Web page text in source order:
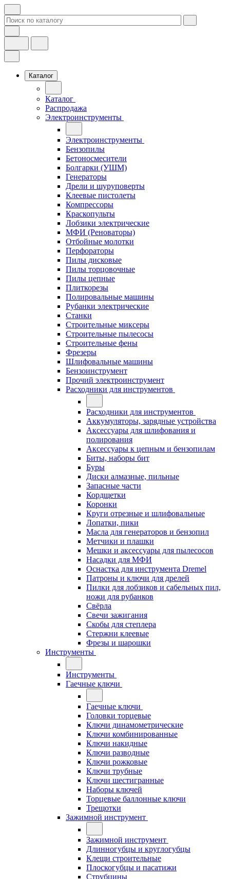
Каталог
Каталог
Распродажа
Электроинструменты
Электроинструменты
Бензопилы
Бетоносмесители
Болгарки (УШМ)
Генераторы
Дрели и шуруповерты
Клеевые пистолеты
Компрессоры
Краскопульты
Лобзики электрические
МФИ (Реноваторы)
Отбойные молотки
Перфораторы
Пилы дисковые
Пилы торцовочные
Пилы цепные
Плиткорезы
Полировальные машины
Рубанки электрические
Станки
Строительные миксеры
Строительные пылесосы
Строительные фены
Фрезеры
Шлифовальные машины
Бензоинструмент
Прочий электроинструмент
Расходники для инструментов
Расходники для инструментов
Аккумуляторы, зарядные устройства
Аксессуары для шлифования и
полирования
Аксессуары к цепным и бензопилам
Биты, наборы бит
Буры
Диски алмазные, пильные
Запасные части
Кордщетки
Коронки
Круги отрезные и шлифовальные
Лопатки, пики
Масла для генераторов и бензопил
Метчики и плашки
Мешки и аксессуары для пылесосов
Насадки для МФИ
Оснастка для инструмента Dremel
Патроны и ключи для дрелей
Пилки для лобзиков и сабельных пил,
ножи для рубанков
Свёрла
Свечи зажигания
Скобы для степлера
Стержни клеевые
Фрезы и шарошки
Инструменты
Инструменты
Гаечные ключи
Гаечные ключи
Головки торцевые
Ключи динамометрические
Ключи комбинированные
Ключи накидные
Ключи разводные
Ключи рожковые
Ключи трубные
Ключи шестигранные
Наборы ключей
Торцевые баллонные ключи
Трещотки
Зажимной инструмент
Зажимной инструмент
Длинногубцы и круглогубцы
Клещи строительные
Плоскогубцы и пасатижи
Струбцины